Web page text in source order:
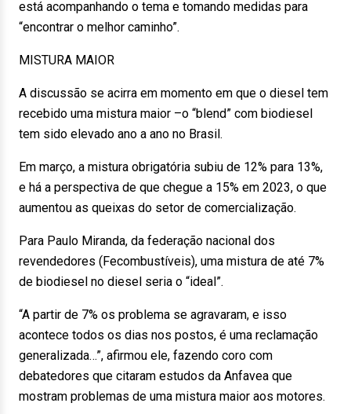
está acompanhando o tema e tomando medidas para
“encontrar o melhor caminho”.
MISTURA MAIOR
A discussão se acirra em momento em que o diesel tem
recebido uma mistura maior –o “blend” com biodiesel
tem sido elevado ano a ano no Brasil.
Em março, a mistura obrigatória subiu de 12% para 13%,
e há a perspectiva de que chegue a 15% em 2023, o que
aumentou as queixas do setor de comercialização.
Para Paulo Miranda, da federação nacional dos
revendedores (Fecombustíveis), uma mistura de até 7%
de biodiesel no diesel seria o “ideal”.
“A partir de 7% os problema se agravaram, e isso
acontece todos os dias nos postos, é uma reclamação
generalizada…”, afirmou ele, fazendo coro com
debatedores que citaram estudos da Anfavea que
mostram problemas de uma mistura maior aos motores.